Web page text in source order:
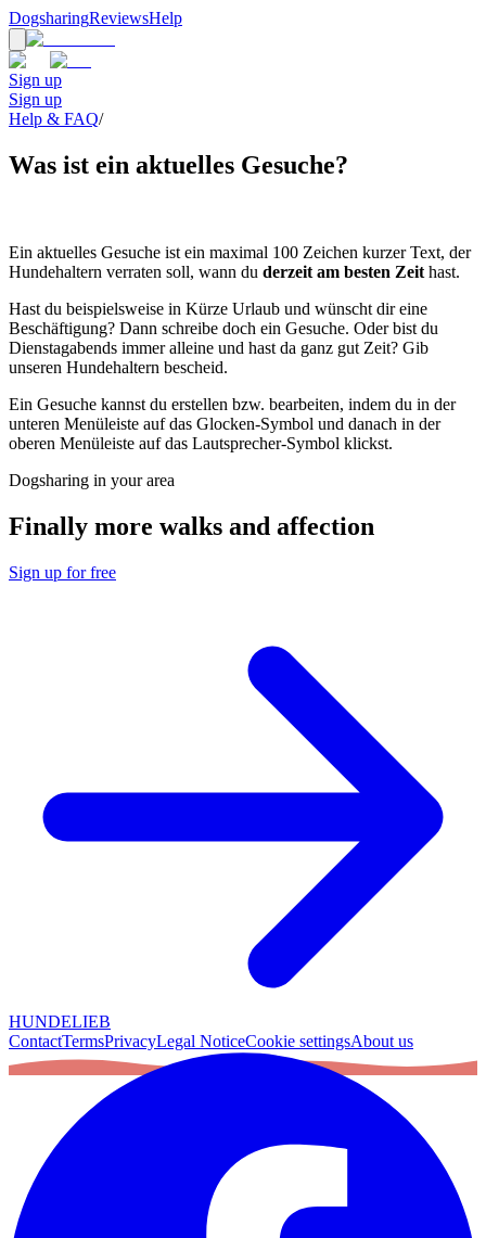
DogsharingReviewsHelp
Sign up
Sign up
Help & FAQ/
Was ist ein aktuelles Gesuche?
Ein aktuelles Gesuche ist ein maximal 100 Zeichen kurzer Text, der
Hundehaltern verraten soll, wann du derzeit am besten Zeit hast.
Hast du beispielsweise in Kürze Urlaub und wünscht dir eine
Beschäftigung? Dann schreibe doch ein Gesuche. Oder bist du
Dienstagabends immer alleine und hast da ganz gut Zeit? Gib
unseren Hundehaltern bescheid.
Ein Gesuche kannst du erstellen bzw. bearbeiten, indem du in der
unteren Menüleiste auf das Glocken-Symbol und danach in der
oberen Menüleiste auf das Lautsprecher-Symbol klickst.
Dogsharing in your area
Finally more walks and affection
Sign up for free
HUNDELIEB
ContactTermsPrivacyLegal NoticeCookie settingsAbout us